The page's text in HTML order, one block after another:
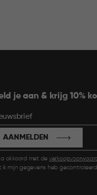
je aan & krijg 10%
akkoord met de
ik mijn gegevens heb
AANMELDEN